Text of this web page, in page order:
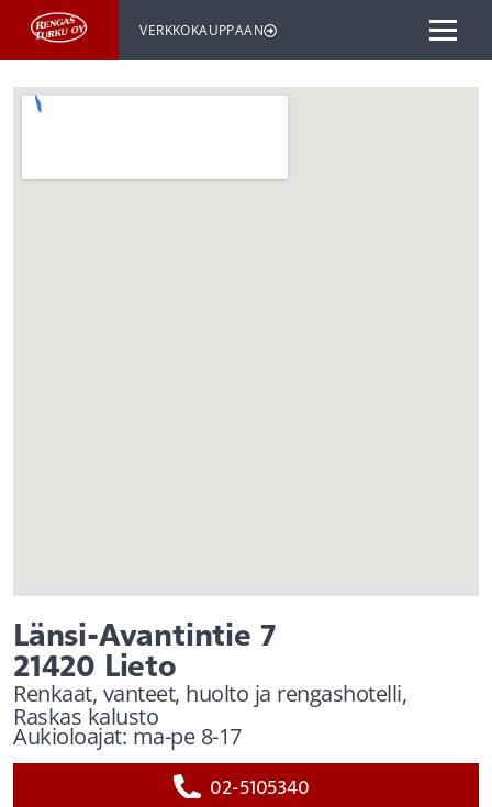
VERKKOKAUPPAAN
Länsi-Avantintie 7
21420 Lieto
Renkaat, vanteet, huolto ja rengashotelli,
Raskas kalusto
Aukioloajat: ma-pe 8-17
02-5105340